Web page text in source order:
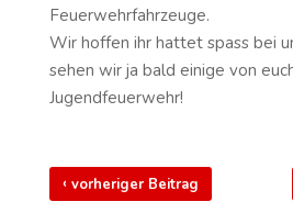
Feuerwehrfahrzeuge.
Wir hoffen ihr hattet spass bei
sehen wir ja bald einige von
Jugendfeuerwehr!
‹ vorheriger Beitrag